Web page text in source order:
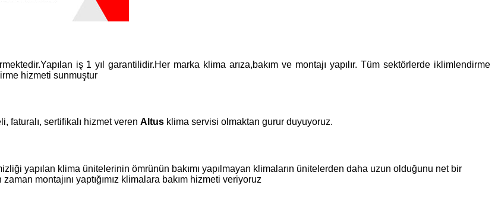
iş 1 yıl garantilidir.Her marka klima arıza,bakım ve montajı yapılır. Tüm sektörlerde iklimlendirme
hizmeti sunmuştur
faturalı, sertifikalı hizmet veren Altus klima servisi olmaktan gurur duyuyoruz.
yapılan klima ünitelerinin ömrünün bakımı yapılmayan klimaların ünitelerden daha uzun olduğunu net bir
montajını yaptığımız klimalara bakım hizmeti veriyoruz